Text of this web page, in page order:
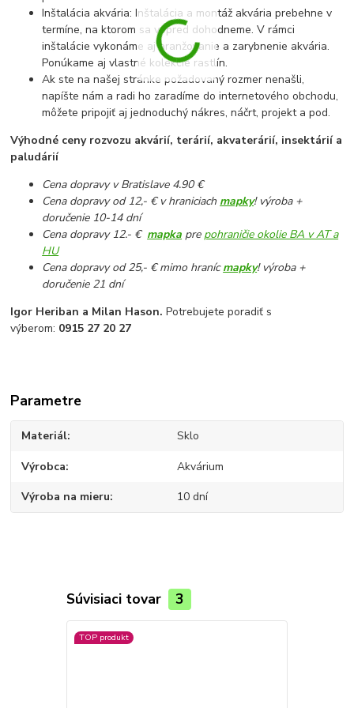
Inštalácia akvária: Inštalácia a montáž akvária prebehne v
termíne, na ktorom sa vopred dohodneme. V rámci
inštalácie vykonáme aj aranžovanie a zarybnenie akvária.
Ponúkame aj vlastné kolekcie rastlín.
Ak ste na našej stránke požadovaný rozmer nenašli,
napíšte nám a radi ho zaradíme do internetového obchodu,
môžete pripojiť aj jednoduchý nákres, náčrt, projekt a pod.
Výhodné ceny rozvozu akvárií, terárií, akvaterárií, insektárií a
paludárií
Cena dopravy v Bratislave 4.90 €
Cena dopravy od 12,- € v hraniciach mapky! výroba +
doručenie 10-14 dní
Cena dopravy 12.- € mapka pre pohraničie okolie BA v AT a
HU
Cena dopravy od 25,- € mimo hranícmapky! výroba +
doručenie 21 dní
Igor Heriban a Milan Hason.Potrebujete poradiť s
výberom: 0915 27 20 27
Parametre
Materiál Sklo
Výrobca Akvárium
Výroba na mieru 10 dní
Súvisiaci tovar 3
TOP produkt